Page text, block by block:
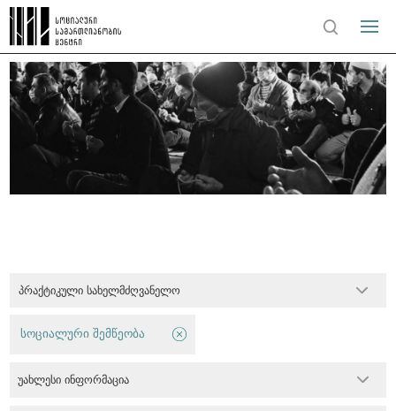
პრაქტიკული სახელმძღვანელო
სოციალური შემწეობა
უახლესი ინფორმაცია